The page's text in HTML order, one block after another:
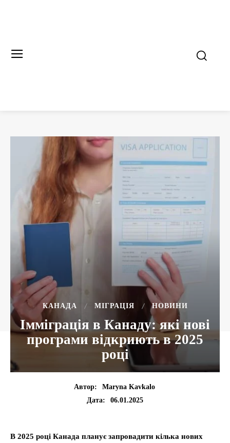
КАНАДА МІГРАЦІЯ НОВИНИ
Імміграція в Канаду: які нові
програми відкриють в 2025
році
Автор:
Maryna Kavkalo
Дата:
06.01.2025
В 2025 році Канада планує запровадити кілька нових